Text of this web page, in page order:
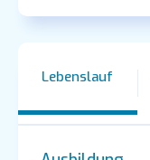
Lebenslauf